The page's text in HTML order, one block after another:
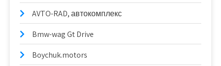
AVTO-RAD, автокомплекс
Bmw-wag Gt Drive
Boychuk.motors